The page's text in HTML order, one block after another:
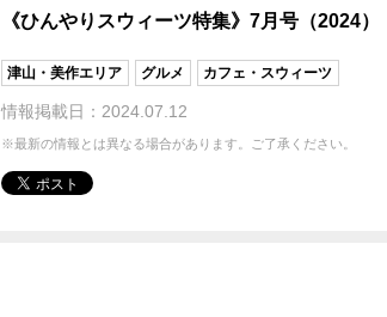
《ひんやりスウィーツ特集》7月号（2024）
津山・美作エリア グルメ カフェ・スウィーツ
情報掲載日：2024.07.12
※最新の情報とは異なる場合があります。ご了承ください。